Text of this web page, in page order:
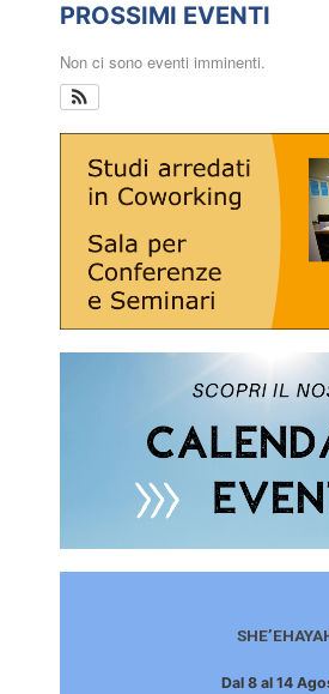
PROSSIMI EVENTI
Non ci sono eventi imminenti.
Dal 8 al 14